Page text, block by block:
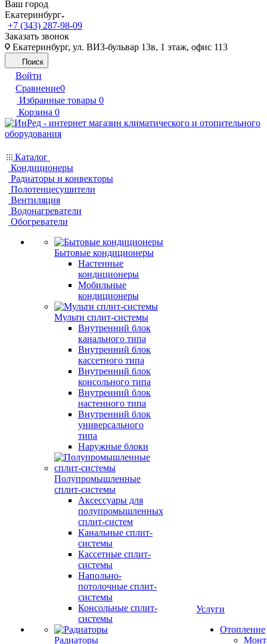
Ваш город
Екатеринбург
+7 (343) 287-98-09
Заказать звонок
Екатеринбург, ул. ВИЗ-бульвар 13в, 1 этаж, офис 113
Поиск
Войти
Сравнение0
Избранные товары 0
Корзина 0
Каталог
Кондиционеры
Радиаторы и конвекторы
Полотенцесушители
Вентиляция
Водонагреватели
Обогреватели
Бытовые кондиционеры
Настенные
кондиционеры
Мобильные
кондиционеры
Мульти сплит-системы
Внутренний блок
канального типа
Внутренний блок
кассетного типа
Внутренний блок
консольного типа
Внутренний блок
настенного типа
Внутренний блок
универсального
типа
Наружные блоки
Полупромышленные
сплит-системы
Аксессуары для
полупромышленных
сплит-систем
Канальные сплит-
системы
Кассетные сплит-
системы
Напольно-
потолочные сплит-
системы
Консольные сплит-
системы
Радиаторы
Услуги
Отопление